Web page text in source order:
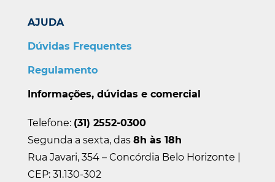
AJUDA
Dúvidas Frequentes
Regulamento
Informações, dúvidas e comercial
Telefone: (31) 2552-0300
Segunda a sexta, das 8h às 18h
Rua Javari, 354 – Concórdia Belo Horizonte |
CEP: 31.130-302